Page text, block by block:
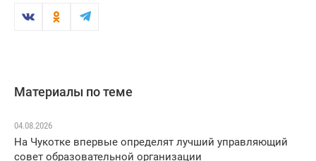
Материалы по теме
04.08.2026
На Чукотке впервые определят лучший управляющий
совет образовательной организации